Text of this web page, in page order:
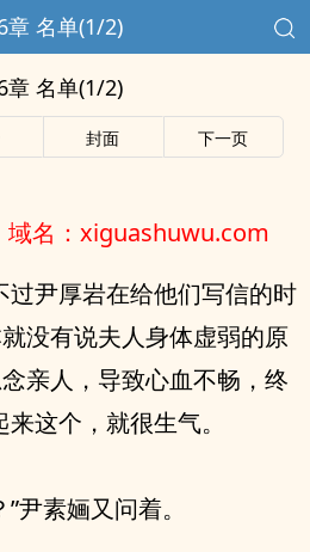
章 名单(1/2)
章 名单(1/2)
封面 下一页
域名：xiguashuwu.com
过尹厚岩在给他们写信的时
没有说夫人身体虚弱的原
亲人，导致心血不畅，终
这个，就很生气。
尹素婳又问着。